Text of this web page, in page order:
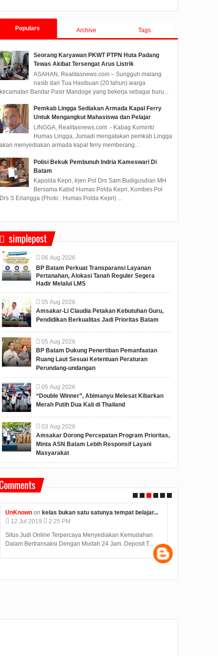
Populars Archive Tags
Seorang Karyawan PKWT PTPN Huta Padang
Tewas Akibat Tersengat Arus Listrik
ASAHAN, Realitasnews.com – Sungguh malang
nasib dari Tua Hasibuan (20 tahun) warga
kecamatan Bandar Pasir Mandoge yang bekerja sebagai buru...
Pemkab Lingga Sediakan Armada Kapal Ferry
Untuk Mengangkut Mahasiswa dan Pelajar
LINGGA, Realitasnews.com - Kabag Kominfo
Humas Lingga, Jumadi mengatakan pemkab Lingga
akan menyediakan armada kapal ferry memberang...
Polisi Bekuk Pembunuh Indria Kameswari Di
Batam
Kapolda Kepri, Irjen Pol Drs Sam Budigusdian MH
Bersama Kabid Humas Polda Kepri, Kombes Pol
Drs S Erlangga (Fhoto : Humas Polda Kepri) ...
simplepost
06 Aug 2026
BP Batam Perkuat Transparansi Layanan
Pertanahan, Alokasi Tanah Reguler Segera
Hadir Melalui LMS
05 Aug 2026
Amsakar-Li Claudia Petakan Kebutuhan Guru,
Pendidikan Berkualitas Jadi Prioritas Batam
05 Aug 2026
BP Batam Dukung Penertiban Pemanfaatan
Ruang Laut Sesuai Ketentuan Peraturan
Perundang-undangan
05 Aug 2026
“Double Winner”, Abimanyu Melesat Kibarkan
Merah Putih Dua Kali di Thailand
03 Aug 2026
Amsakar Dorong Percepatan Program Prioritas,
Minta ASN Batam Lebih Responsif Layani
Masyarakat
UnKnown on kelas bukan satu satunya tempat belajar...
12 Jul 2019
2:25 PM
Situs Judi Online Terpercaya Menyediakan Kemudahan
Dalam Bertransaksi Dengan Mudah 24 Jam. Deposit T...